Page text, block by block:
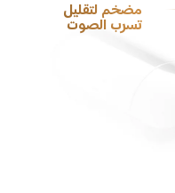
مضخم لتقليل
تسرب الصوت